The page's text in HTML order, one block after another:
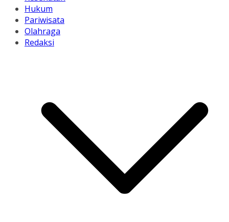
Hukum
Pariwisata
Olahraga
Redaksi